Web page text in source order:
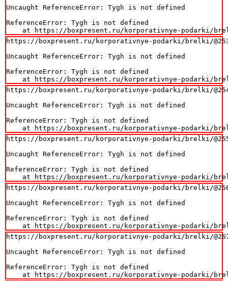
Uncaught ReferenceError: Tygh is not defined
ReferenceError: Tygh is not defined
at https://boxpresent.ru/korporativnye-podarki/
https://boxpresent.ru/korporativnye-podarki/brelki/
Uncaught ReferenceError: Tygh is not defined
ReferenceError: Tygh is not defined
at https://boxpresent.ru/korporativnye-podarki/
https://boxpresent.ru/korporativnye-podarki/brelki/
Uncaught ReferenceError: Tygh is not defined
ReferenceError: Tygh is not defined
at https://boxpresent.ru/korporativnye-podarki/
https://boxpresent.ru/korporativnye-podarki/brelki/
Uncaught ReferenceError: Tygh is not defined
ReferenceError: Tygh is not defined
at https://boxpresent.ru/korporativnye-podarki/
https://boxpresent.ru/korporativnye-podarki/brelki/
Uncaught ReferenceError: Tygh is not defined
ReferenceError: Tygh is not defined
at https://boxpresent.ru/korporativnye-podarki/
https://boxpresent.ru/korporativnye-podarki/brelki/
Uncaught ReferenceError: Tygh is not defined
ReferenceError: Tygh is not defined
at https://boxpresent.ru/korporativnye-podarki/